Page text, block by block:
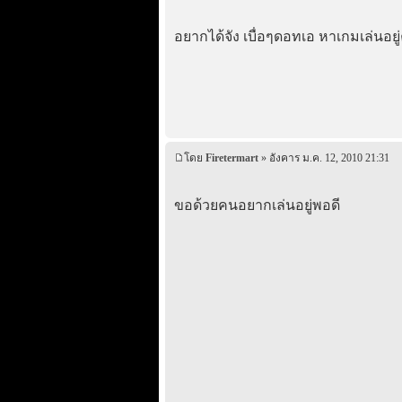
อยากได้จัง เบื่อๆดอทเอ หาเกมเล่นอ
โดย Firetermart» อังคาร ม.ค. 12, 2010 21:31
ขอด้วยคนอยากเล่นอยู่พอดี